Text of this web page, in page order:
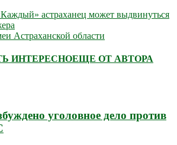
астраханец может выдвинуться
Астраханской области
ИНТЕРЕСНОЕЩЕ ОТ АВТОРА
уголовное дело против